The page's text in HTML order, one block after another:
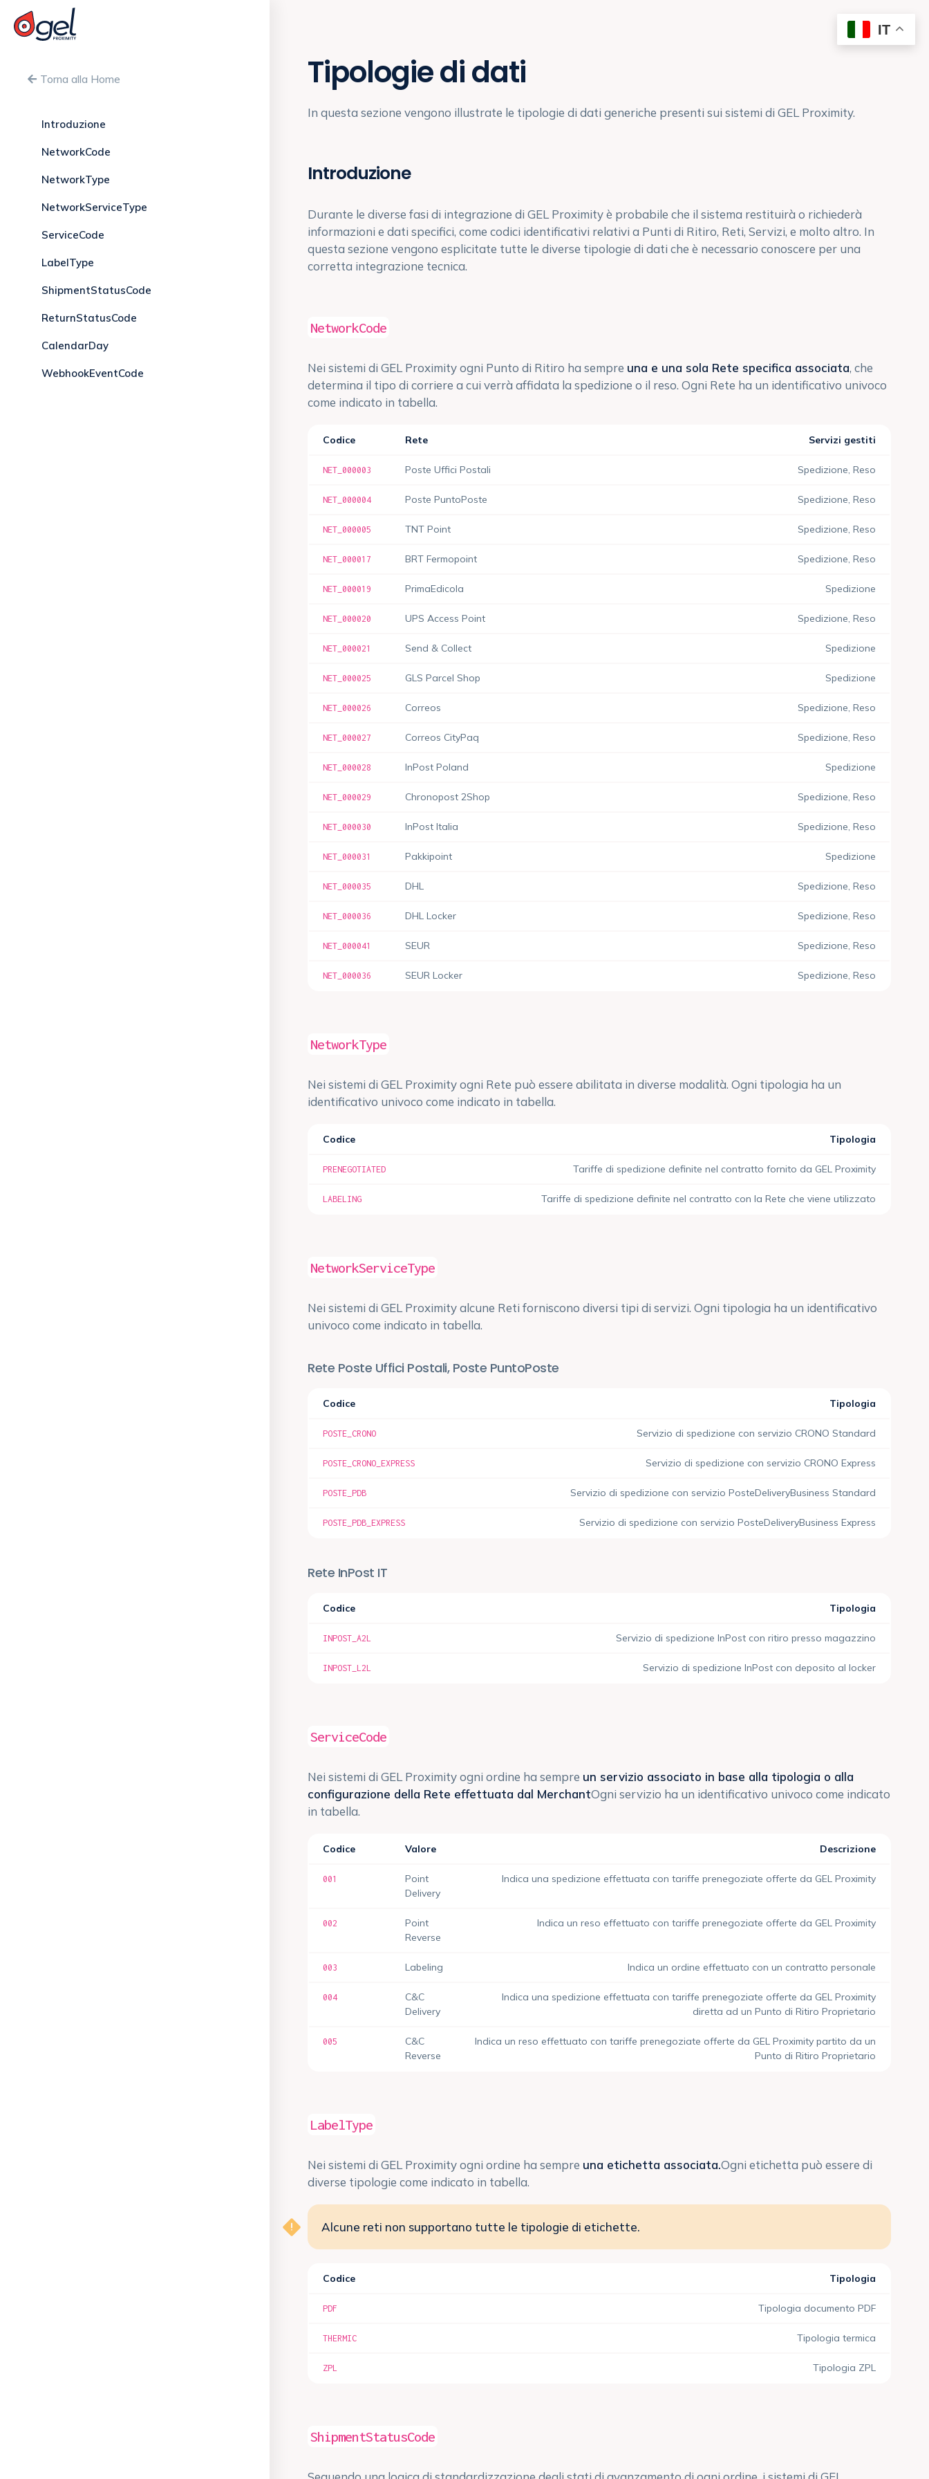
Torna alla Home
Introduzione
NetworkCode
NetworkType
NetworkServiceType
ServiceCode
LabelType
ShipmentStatusCode
ReturnStatusCode
CalendarDay
WebhookEventCode
Tipologie di dati
In questa sezione vengono illustrate le tipologie di dati generiche presenti sui sistemi di GEL Proximity.
Introduzione
Durante le diverse fasi di integrazione di GEL Proximity è probabile che il sistema restituirà o richiederà
informazioni e dati specifici, come codici identificativi relativi a Punti di Ritiro, Reti, Servizi, e molto altro. In
questa sezione vengono esplicitate tutte le diverse tipologie di dati che è necessario conoscere per una
corretta integrazione tecnica.
NetworkCode
Nei sistemi di GEL Proximity ogni Punto di Ritiro ha sempre una e una sola Rete specifica associata, che
determina il tipo di corriere a cui verrà affidata la spedizione o il reso. Ogni Rete ha un identificativo univoco
come indicato in tabella.
Codice Rete Servizi gestiti
NET_000003 Poste Uffici Postali Spedizione, Reso
NET_000004 Poste PuntoPoste Spedizione, Reso
NET_000005 TNT Point Spedizione, Reso
NET_000017 BRT Fermopoint Spedizione, Reso
NET_000019 PrimaEdicola Spedizione
NET_000020 UPS Access Point Spedizione, Reso
NET_000021 Send & Collect Spedizione
NET_000025 GLS Parcel Shop Spedizione
NET_000026 Correos Spedizione, Reso
NET_000027 Correos CityPaq Spedizione, Reso
NET_000028 InPost Poland Spedizione
NET_000029 Chronopost 2Shop Spedizione, Reso
NET_000030 InPost Italia Spedizione, Reso
NET_000031 Pakkipoint Spedizione
NET_000035 DHL Spedizione, Reso
NET_000036 DHL Locker Spedizione, Reso
NET_000041 SEUR Spedizione, Reso
NET_000036 SEUR Locker Spedizione, Reso
NetworkType
Nei sistemi di GEL Proximity ogni Rete può essere abilitata in diverse modalità. Ogni tipologia ha un
identificativo univoco come indicato in tabella.
Codice Tipologia
PRENEGOTIATED Tariffe di spedizione definite nel contratto fornito da GEL Proximity
LABELING Tariffe di spedizione definite nel contratto con la Rete che viene utilizzato
NetworkServiceType
Nei sistemi di GEL Proximity alcune Reti forniscono diversi tipi di servizi. Ogni tipologia ha un identificativo
univoco come indicato in tabella.
Rete Poste Uffici Postali, Poste PuntoPoste
Codice Tipologia
POSTE_CRONO Servizio di spedizione con servizio CRONO Standard
POSTE_CRONO_EXPRESS Servizio di spedizione con servizio CRONO Express
POSTE_PDB Servizio di spedizione con servizio PosteDeliveryBusiness Standard
POSTE_PDB_EXPRESS Servizio di spedizione con servizio PosteDeliveryBusiness Express
Rete InPost IT
Codice Tipologia
INPOST_A2L Servizio di spedizione InPost con ritiro presso magazzino
INPOST_L2L Servizio di spedizione InPost con deposito al locker
ServiceCode
Nei sistemi di GEL Proximity ogni ordine ha sempre un servizio associato in base alla tipologia o alla
configurazione della Rete effettuata dal MerchantOgni servizio ha un identificativo univoco come indicato
in tabella.
Codice Valore Descrizione
001
Point
Delivery
Indica una spedizione effettuata con tariffe prenegoziate offerte da GEL Proximity
002
Point
Reverse
Indica un reso effettuato con tariffe prenegoziate offerte da GEL Proximity
003 Labeling Indica un ordine effettuato con un contratto personale
004
C&C
Delivery
Indica una spedizione effettuata con tariffe prenegoziate offerte da GEL Proximity
diretta ad un Punto di Ritiro Proprietario
005
C&C
Reverse
Indica un reso effettuato con tariffe prenegoziate offerte da GEL Proximity partito da un
Punto di Ritiro Proprietario
LabelType
Nei sistemi di GEL Proximity ogni ordine ha sempre una etichetta associata.Ogni etichetta può essere di
diverse tipologie come indicato in tabella.
Alcune reti non supportano tutte le tipologie di etichette.
Codice Tipologia
PDF Tipologia documento PDF
THERMIC Tipologia termica
ZPL Tipologia ZPL
ShipmentStatusCode
IT